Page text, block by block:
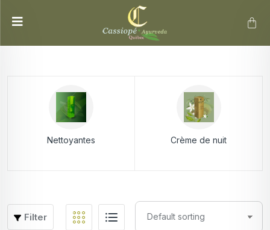
Nettoyantes Crème de nuit
Filter